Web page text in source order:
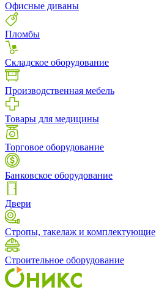
Офисные диваны
Пломбы
Складское оборудование
Производственная мебель
Товары для медицины
Торговое оборудование
Банковское оборудование
Двери
Стропы, такелаж и комплектующие
Строительное оборудование